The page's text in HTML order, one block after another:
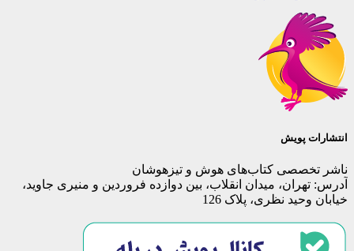
انتشارات پویش
ناشر تخصصی کتاب‌های هوش و تیزهوشان
آدرس: تهران، میدان انقلاب، بین دوازده فروردین و منیری جاوید،
خیابان وحید نظری، پلاک 126